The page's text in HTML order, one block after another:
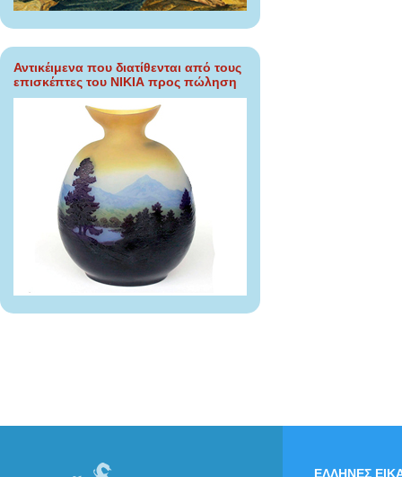
Αντικέιμενα που διατίθενται από τους
επισκέπτες του ΝΙΚΙΑ προς πώληση
ΕΛΛΗΝΕΣ